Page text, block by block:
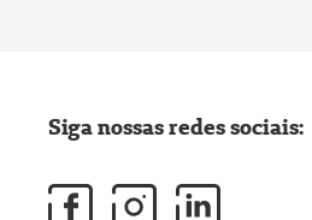
Siga nossas redes sociais: